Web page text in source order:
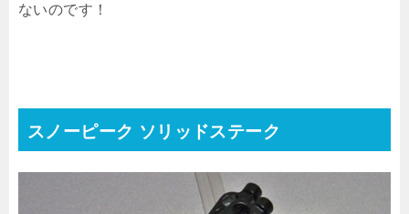
ないのです！
スノーピーク ソリッドステーク